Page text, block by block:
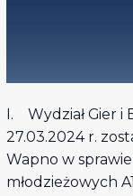
I. Wydział Gier i
27.03.2024 r.
Wapno w
młodzieżowych